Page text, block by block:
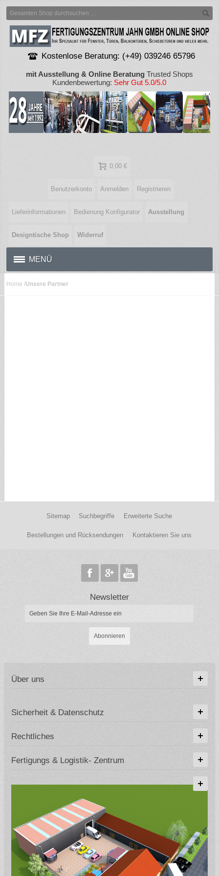
Kostenlose Beratung: (+49) 039246 65796
mit Ausstellung & Online BeratungTrusted Shops
Kundenbewertung:Sehr Gut 5.0/5.0
0,00 €
Benutzerkonto Anmelden Registrieren
Lieferinformationen Bedienung Konfigurator Ausstellung
Designtische Shop Widerruf
MENÜ
Home /Unsere Partner
Sitemap Suchbegriffe Erweiterte Suche
Bestellungen und Rücksendungen Kontaktieren Sie uns
Newsletter
Abonnieren
Über uns
Sicherheit & Datenschutz
Rechtliches
Fertigungs & Logistik- Zentrum